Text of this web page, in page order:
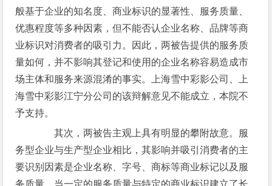
般基于企业的知名度、商业标识的显著性、服务质量、
优惠程度等多种因素，但不能否认企业名称、品牌等商
业标识对消费者的吸引力。因此，两被告提供的服务质
量如何，并不影响其登记和使用的企业名称容易造成市
场主体和服务来源混淆的事实。上海雪中彩影公司、上
海雪中彩影江宁分公司的该辩解意见不能成立，本院不
予支持。
其次，两被告主观上具有明显的攀附故意。服
务型企业与生产型企业相比，其影响并吸引消费者的主
要识别因素是企业名称、字号、商标等商业标记以及服
务质量。当一定的服务质量与特定的商业标识建立了长